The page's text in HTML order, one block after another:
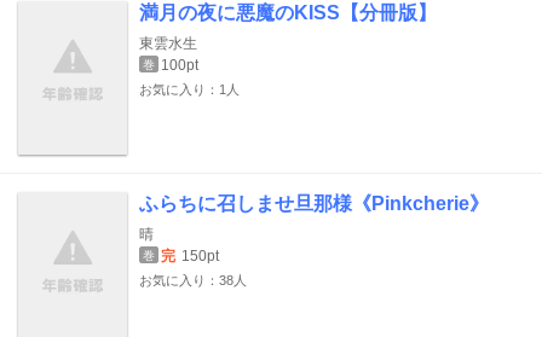
満月の夜に悪魔のKISS【分冊版】
東雲水生
巻 100pt
お気に入り：1人
ふらちに召しませ旦那様《Pinkcherie》
晴
巻 完 150pt
お気に入り：38人